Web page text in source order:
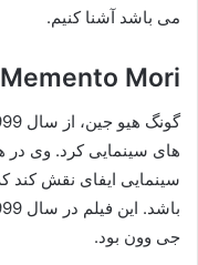
می باشد آشنا کنیم.
Memento Mori
جی وون بود.